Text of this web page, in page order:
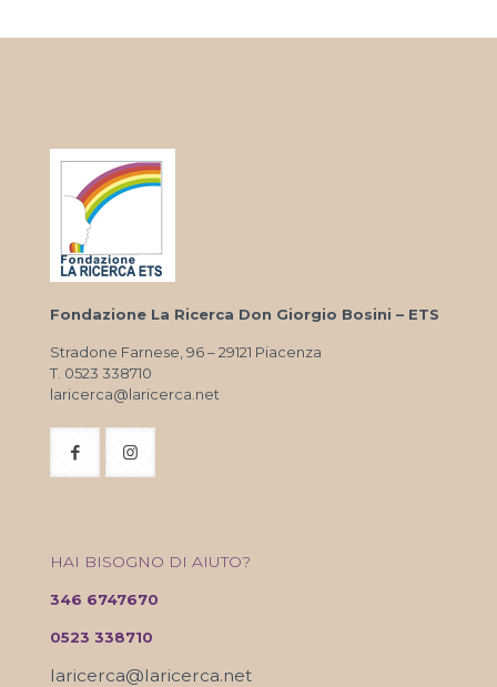
Fondazione La Ricerca Don Giorgio Bosini – ETS
Stradone Farnese, 96 – 29121 Piacenza
T. 0523 338710
laricerca@laricerca.net
HAI BISOGNO DI AIUTO?
346 6747670
0523 338710
laricerca@laricerca.net